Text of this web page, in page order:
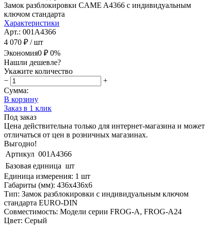
Замок разблокировки CAME A4366 с индивидуальным
ключом стандарта
Характеристики
Арт.: 001A4366
4 070 ₽ / шт
Экономия0 ₽ 0%
Нашли дешевле?
Укажите количество
−
+
Сумма:
В корзину
Заказ в 1 клик
Под заказ
Цена действительна только для интернет-магазина и может
отличаться от цен в розничных магазинах.
Выгодно!
Артикул 001A4366
Базовая единица шт
Единица измерения: 1 шт
Габариты (мм): 436x436x6
Тип: Замок разблокировки с индивидуальным ключом
стандарта EURO-DIN
Совместимость: Модели серии FROG-A, FROG-A24
Цвет: Серый